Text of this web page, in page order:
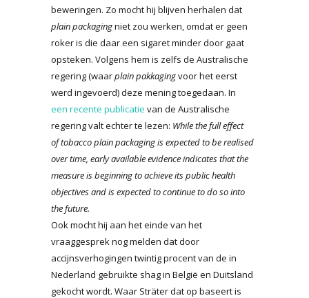
beweringen. Zo mocht hij blijven herhalen dat
plain packagingniet zou werken, omdat er geen
roker is die daar een sigaret minder door gaat
opsteken. Volgens hem is zelfs de Australische
regering (waarplain pakkagingvoor het eerst
werd ingevoerd) deze mening toegedaan. In
een recente publicatie van de Australische
regering valt echter te lezen: While the full effect
of tobacco plain packaging is expected to be realised
over time, early available evidence indicates that the
measure is beginning to achieve its public health
objectives and is expected to continue to do so into
the future.
Ook mocht hij aan het einde van het
vraaggesprek nog melden dat door
accijnsverhogingen twintig procent van de in
Nederland gebruikte shag in België en Duitsland
gekocht wordt. Waar Sträter dat op baseert is